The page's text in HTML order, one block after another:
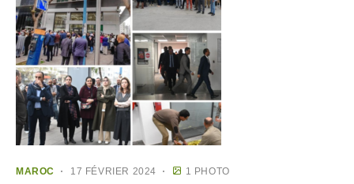
MAROC 17 FÉVRIER 2024 1 PHOTO